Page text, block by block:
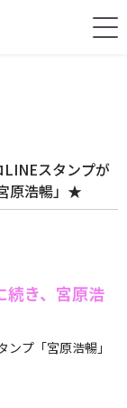
スタンプが
原浩暢」★
続き、宮原浩
プ「宮原浩暢」